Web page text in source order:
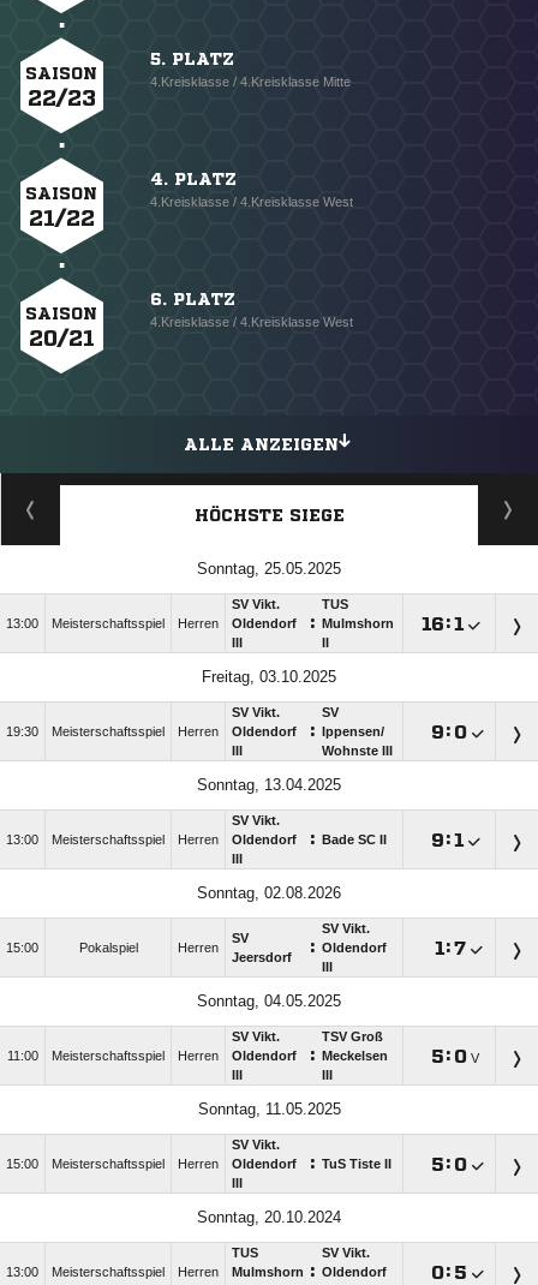
SAISON
22/23
5. PLATZ
4.Kreisklasse / 4.Kreisklasse Mitte
SAISON
21/22
4. PLATZ
4.Kreisklasse / 4.Kreisklasse West
SAISON
20/21
6. PLATZ
4.Kreisklasse / 4.Kreisklasse West
ALLE ANZEIGEN
HÖCHSTE SIEGE
Sonntag, 25.05.2025
13:00 Meisterschaftsspiel Herren
SV Vikt.
Oldendorf
:
TUS
Mulmshorn
:
Freitag, 03.10.2025
19:30 Meisterschaftsspiel Herren
SV Vikt.
Oldendorf
:
SV
Ippensen/​
Wohnste III
: 
Sonntag, 13.04.2025
13:00 Meisterschaftsspiel Herren
SV Vikt.
Oldendorf
: Bade SC II :
Sonntag, 02.08.2026
15:00 Pokalspiel Herren
SV
Jeersdorf
:
SV Vikt.
Oldendorf
:
Sonntag, 04.05.2025
11:00 Meisterschaftsspiel Herren
SV Vikt.
Oldendorf
:
TSV Groß
Meckelsen
: V
Sonntag, 11.05.2025
15:00 Meisterschaftsspiel Herren
SV Vikt.
Oldendorf
: TuS Tiste II : 
Sonntag, 20.10.2024
13:00 Meisterschaftsspiel Herren
TUS
Mulmshorn :
SV Vikt.
Oldendorf
: 